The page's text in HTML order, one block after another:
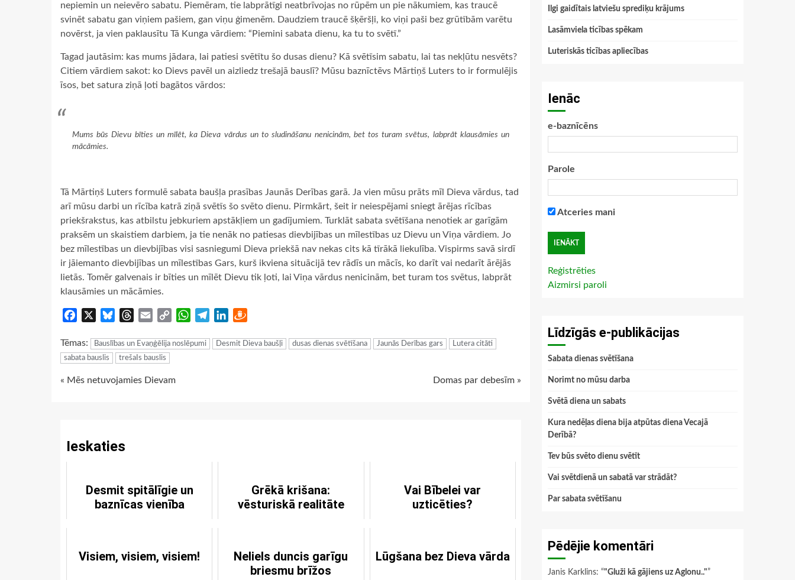
nepiemin un neievēro sabatu. Piemēram, tie labprātīgi neatbrīvojas no rūpēm un pie nākumiem, kas traucē
svinēt sabatu gan viņiem pašiem, gan viņu ģimenēm. Daudziem traucē šķēršļi, ko viņi paši bez grūtībām varētu
novērst, ja vien paklausītu Tā Kunga vārdiem: “Piemini sabata dienu, ka tu to svētī.”
Tagad jautāsim: kas mums jādara, lai patiesi svētītu šo dusas dienu? Kā svētīsim sabatu, lai tas nekļūtu nesvēts?
Citiem vārdiem sakot: ko Dievs pavēl un aizliedz trešajā bauslī? Mūsu baznīctēvs Mārtiņš Luters to ir formulējis
īsos, bet satura ziņā ļoti bagātos vārdos:
Mums būs Dievu bīties un mīlēt, ka Dieva vārdus un to sludināšanu nenicinām, bet tos turam svētus, labprāt klausāmies un
mācāmies.
Tā Mārtiņš Luters formulē sabata baušļa prasības Jaunās Derības garā. Ja vien mūsu prāts mīl Dieva vārdus, tad
arī mūsu darbi un rīcība katrā ziņā svētīs šo svēto dienu. Pirmkārt, šeit ir neiespējami sniegt ārējas rīcības
priekšrakstus, kas atbilstu jebkuriem apstākļiem un gadījumiem. Turklāt sabata svētīšana nenotiek ar garīgām
praksēm un skaistiem darbiem, ja tie nenāk no patiesas dievbijības un mīlestības uz Dievu un Viņa vārdiem. Jo
bez mīlestības un dievbijības visi sasniegumi Dieva priekšā nav nekas cits kā tīrākā liekulība. Vispirms savā sirdī
ir jāiemanto dievbijības un mīlestības Gars, kurš ikviena situācijā tev rādīs un mācīs, ko darīt vai nedarīt ārējās
lietās. Tomēr galvenais ir bīties un mīlēt Dievu tik ļoti, lai Viņa vārdus nenicinām, bet turam tos svētus, labprāt
klausāmies un mācāmies.
Facebook BlueskyThreads
Email
Copy
WhatsApp
TelegramLinkedIn
Tēmas: Bauslības un Evaņģēlija noslēpumi Desmit Dieva baušļi dusas dienas svētīšana Jaunās Derības gars
Lutera citāti
sabata bauslis
trešaIs bauslis
Continue
« Mēs netuvojamies Dievam Domas par debesīm »
Ieskaties
Desmit spitālīgie un
baznīcas vienība
Grēkā krišana:
vēsturiskā realitāte
Vai Bībelei var
uzticēties?
Visiem, visiem, visiem!
Neliels duncis garīgu
briesmu brīžos
Lūgšana bez Dieva vārda
Ilgi gaidītais latviešu sprediķu krājums
Lasāmviela ticības spēkam
Luteriskās ticības apliecības
Ienāc
e-baznīcēns
Parole
Atceries mani
Reģistrēties
Aizmirsi paroli
Līdzīgās e-publikācijas
Sabata dienas svētīšana
Norimt no mūsu darba
Svētā diena un sabats
Kura nedēļas diena bija atpūtas diena Vecajā
Derībā?
Tev būs svēto dienu svētīt
Vai svētdienā un sabatā var strādāt?
Par sabata svētīšanu
Pēdējie komentāri
Janis Karklins: “"Gluži kā gājiens uz Aglonu.."”